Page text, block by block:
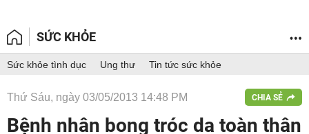
SỨC KHỎE
Sức khỏe tình dục Ung thư Tin tức sức khỏe
Thứ Sáu, ngày 03/05/2013 14:48 PM CHIA SẺ
Bệnh nhân bong tróc da toàn thân